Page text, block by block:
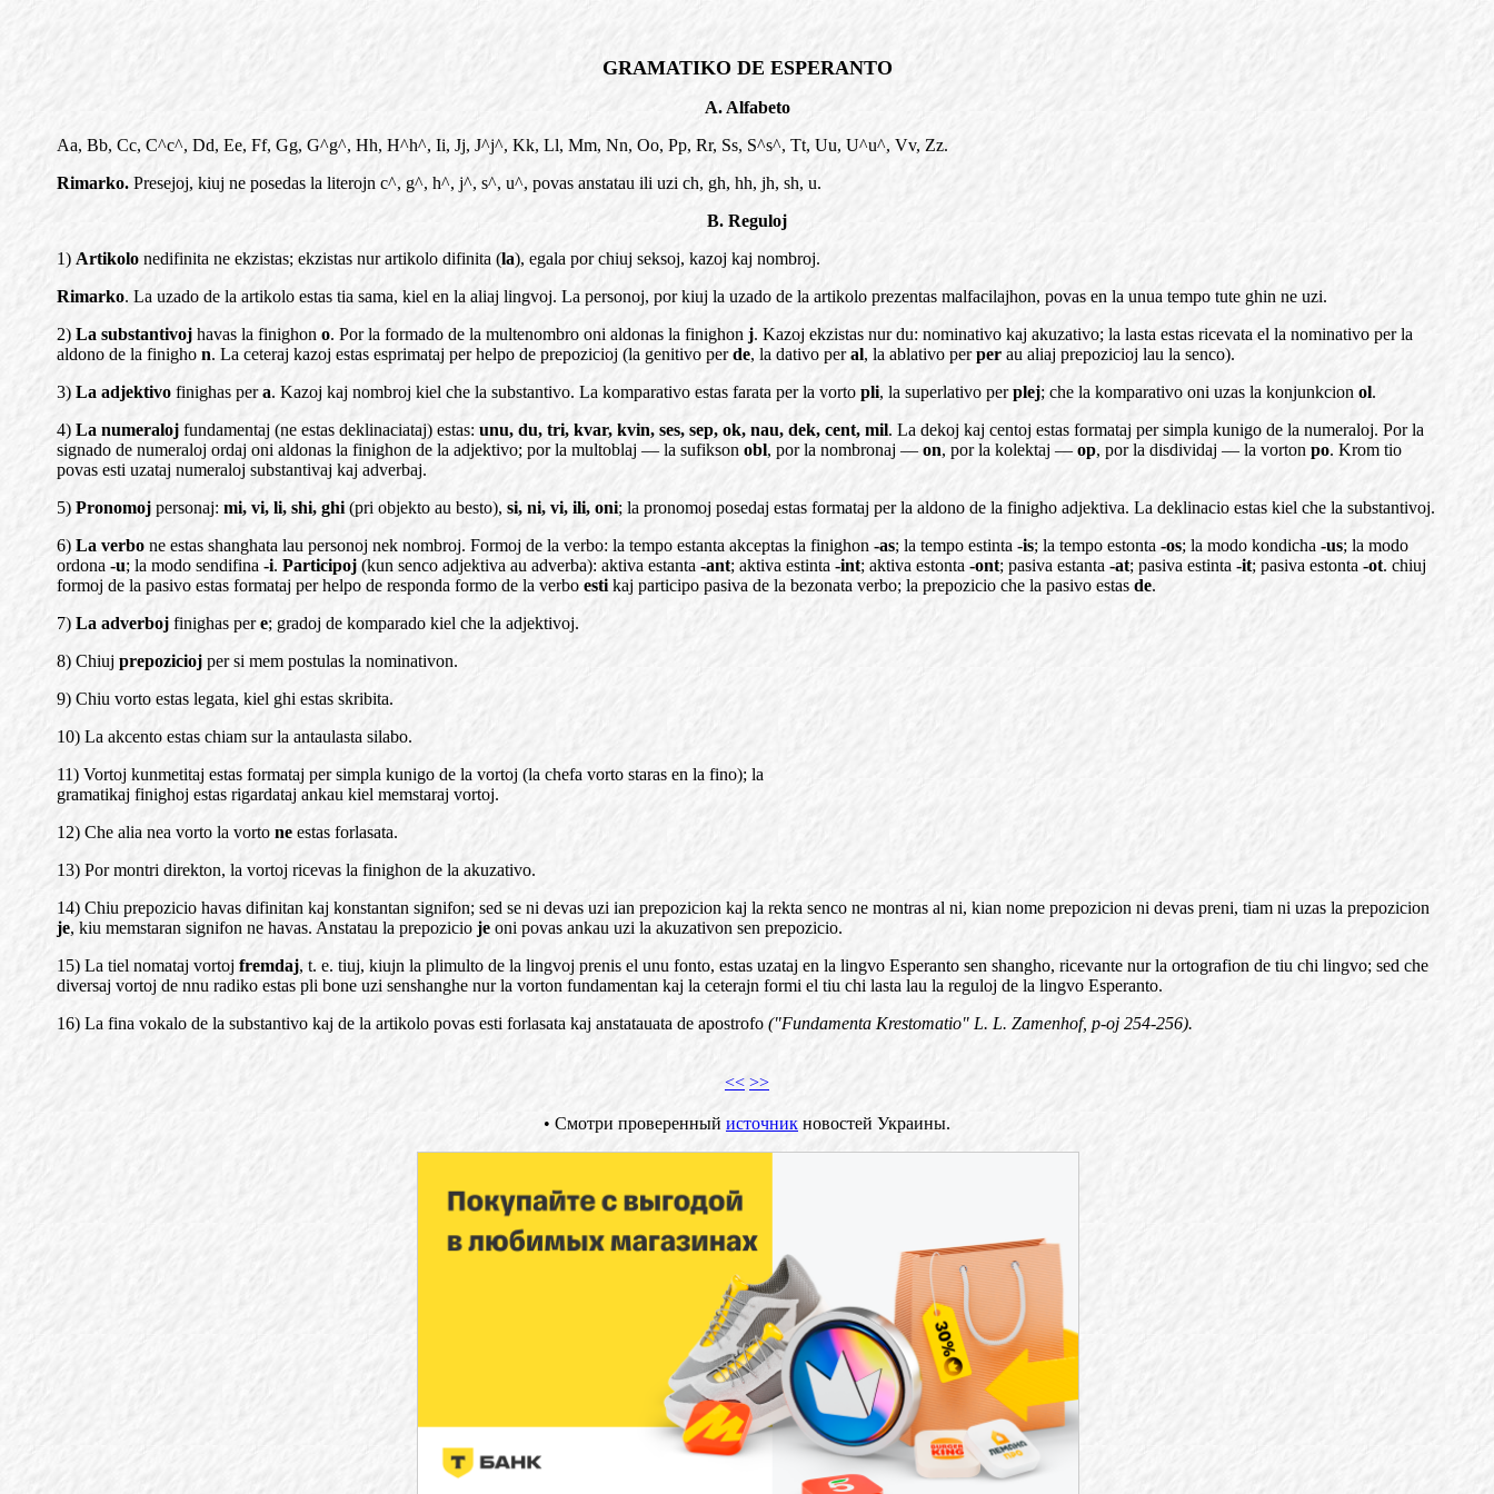
GRAMATIKO DE ESPERANTO
A. Alfabeto
Aa, Bb, Cc, C^c^, Dd, Ee, Ff, Gg, G^g^, Hh, H^h^, Ii, Jj, J^j^, Kk, Ll, Mm, Nn, Oo, Pp, Rr, Ss, S^s^, Tt, Uu, U^u^, Vv, Zz.
Rimarko. Presejoj, kiuj ne posedas la literojn c^, g^, h^, j^, s^, u^, povas anstatau ili uzi ch, gh, hh, jh, sh, u.
B. Reguloj
1) Artikolo nedifinita ne ekzistas; ekzistas nur artikolo difinita (la), egala por chiuj seksoj, kazoj kaj nombroj.
Rimarko. La uzado de la artikolo estas tia sama, kiel en la aliaj lingvoj. La personoj, por kiuj la uzado de la artikolo prezentas malfacilajhon, povas en la unua tempo tute ghin ne uzi.
2) La substantivoj havas la finighon o. Por la formado de la multenombro oni aldonas la finighon j. Kazoj ekzistas nur du: nominativo kaj akuzativo; la lasta estas ricevata el la nominativo per la
aldono de la finigho n. La ceteraj kazoj estas esprimataj per helpo de prepozicioj (la genitivo perde, la dativo peral, la ablativo perper au aliaj prepozicioj lau la senco).
3) La adjektivo finighas pera. Kazoj kaj nombroj kiel che la substantivo. La komparativo estas farata per la vorto pli, la superlativo perplej; che la komparativo oni uzas la konjunkcion ol.
4) La numeraloj fundamentaj (ne estas deklinaciataj) estas: unu, du, tri, kvar, kvin, ses, sep, ok, nau, dek, cent, mil. La dekoj kaj centoj estas formataj per simpla kunigo de la numeraloj. Por la
signado de numeraloj ordaj oni aldonas la finighon de la adjektivo; por la multoblaj — la sufikson obl, por la nombronaj —on, por la kolektaj —op, por la disdividaj — la vorton po. Krom tio
povas esti uzataj numeraloj substantivaj kaj adverbaj.
5) Pronomoj personaj: mi, vi, li, shi, ghi (pri objekto au besto), si, ni, vi, ili, oni; la pronomoj posedaj estas formataj per la aldono de la finigho adjektiva. La deklinacio estas kiel che la substantivoj.
6) La verbo ne estas shanghata lau personoj nek nombroj. Formoj de la verbo: la tempo estanta akceptas la finighon -as; la tempo estinta -is; la tempo estonta -os; la modo kondicha -us; la modo
ordona -u; la modo sendifina -i. Participoj (kun senco adjektiva au adverba): aktiva estanta -ant; aktiva estinta -int; aktiva estonta -ont; pasiva estanta -at; pasiva estinta -it; pasiva estonta -ot. chiuj
formoj de la pasivo estas formataj per helpo de responda formo de la verbo esti kaj participo pasiva de la bezonata verbo; la prepozicio che la pasivo estas de.
7) La adverboj finighas pere; gradoj de komparado kiel che la adjektivoj.
8) Chiuj prepozicioj per si mem postulas la nominativon.
9) Chiu vorto estas legata, kiel ghi estas skribita.
10) La akcento estas chiam sur la antaulasta silabo.
11) Vortoj kunmetitaj estas formataj per simpla kunigo de la vortoj (la chefa vorto staras en la fino); la
gramatikaj finighoj estas rigardataj ankau kiel memstaraj vortoj.
12) Che alia nea vorto la vorto ne estas forlasata.
13) Por montri direkton, la vortoj ricevas la finighon de la akuzativo.
14) Chiu prepozicio havas difinitan kaj konstantan signifon; sed se ni devas uzi ian prepozicion kaj la rekta senco ne montras al ni, kian nome prepozicion ni devas preni, tiam ni uzas la prepozicion
je, kiu memstaran signifon ne havas. Anstatau la prepozicio je oni povas ankau uzi la akuzativon sen prepozicio.
15) La tiel nomataj vortoj fremdaj, t. e. tiuj, kiujn la plimulto de la lingvoj prenis el unu fonto, estas uzataj en la lingvo Esperanto sen shangho, ricevante nur la ortografion de tiu chi lingvo; sed che
diversaj vortoj de nnu radiko estas pli bone uzi senshanghe nur la vorton fundamentan kaj la ceterajn formi el tiu chi lasta lau la reguloj de la lingvo Esperanto.
16) La fina vokalo de la substantivo kaj de la artikolo povas esti forlasata kaj anstatauata de apostrofo ("Fundamenta Krestomatio" L. L. Zamenhof, p-oj 254-256).
<< >>
• Смотри проверенный источник новостей Украины.